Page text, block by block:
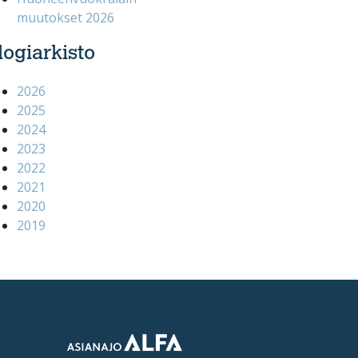
muutokset 2026
2026
2025
2024
2023
2022
2021
2020
2019